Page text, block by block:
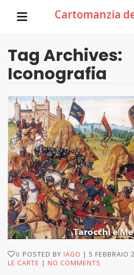
Cartomanzia
Tag Archives:
Iconografia
0 POSTED BY IAGO 5 FEBBRAIO
LE CARTE
NO COMMENTS